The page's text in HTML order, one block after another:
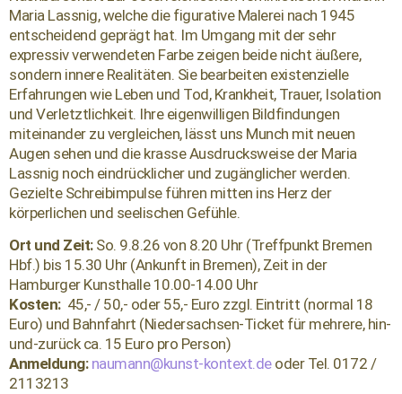
Maria Lassnig, welche die figurative Malerei nach 1945
entscheidend geprägt hat. Im Umgang mit der sehr
expressiv verwendeten Farbe zeigen beide nicht äußere,
sondern innere Realitäten. Sie bearbeiten existenzielle
Erfahrungen wie Leben und Tod, Krankheit, Trauer, Isolation
und Verletztlichkeit. Ihre eigenwilligen Bildfindungen
miteinander zu vergleichen, lässt uns Munch mit neuen
Augen sehen und die krasse Ausdrucksweise der Maria
Lassnig noch eindrücklicher und zugänglicher werden.
Gezielte Schreibimpulse führen mitten ins Herz der
körperlichen und seelischen Gefühle.
Ort und Zeit: So. 9.8.26 von 8.20 Uhr (Treffpunkt Bremen
Hbf.) bis 15.30 Uhr (Ankunft in Bremen), Zeit in der
Hamburger Kunsthalle 10.00-14.00 Uhr
Kosten: 45,- / 50,- oder 55,- Euro zzgl. Eintritt (normal 18
Euro) und Bahnfahrt (Niedersachsen-Ticket für mehrere, hin-
und-zurück ca. 15 Euro pro Person)
Anmeldung: naumann@kunst-kontext.de oder Tel. 0172 /
2113213